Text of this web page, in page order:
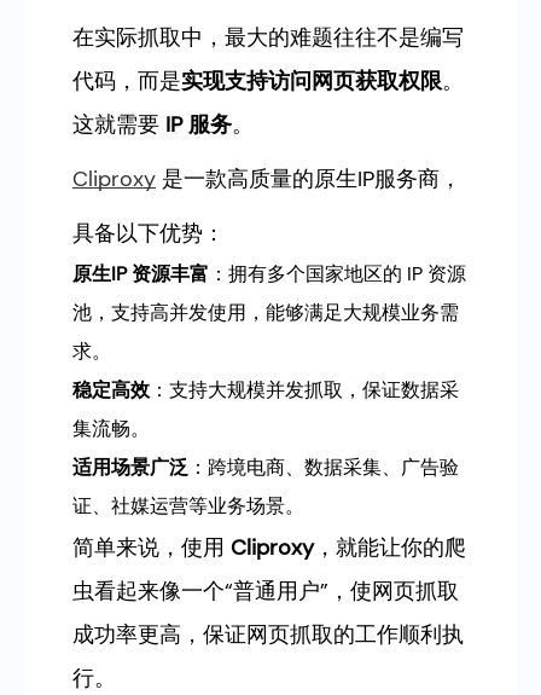
在实际抓取中，最大的难题往往不是编写
代码，而是实现支持访问网页获取权限。
这就需要 IP 服务。
Cliproxy 是一款高质量的原生IP服务商，
具备以下优势：
原生IP 资源丰富 ：拥有多个国家地区的 IP 资源
池，支持高并发使用，能够满足大规模业务需
求。
稳定高效 ：支持大规模并发抓取，保证数据采
集流畅。
适用场景广泛 ：跨境电商、数据采集、广告验
证、社媒运营等业务场景。
简单来说，使用 Cliproxy，就能让你的爬
虫看起来像一个“普通用户”，使网页抓取
成功率更高，保证网页抓取的工作顺利执
行。